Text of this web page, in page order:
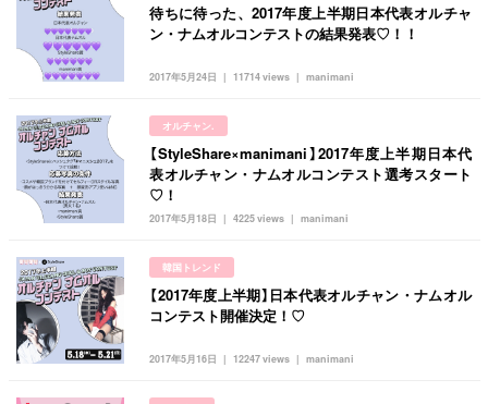
manimani について
カテゴリー一覧
タグ一覧
キュレーター一覧
運営会社
利用規約
韓国 オルチャン
メイク k-pop
kpop トレンド 韓国メイク
オルチャンメイク
2017年5月24日 manimani
11714 views
待ちに待った、2017年度上半期日本代表オルチャ
ン・ナムオルコンテストの結果発表♡！！
オルチャン.
2017年5月18日 manimani
4225 views
【StyleShare×manimani】2017年度上半期日本代
表オルチャン・ナムオルコンテスト選考スタート
♡！
韓国トレンド
2017年5月16日 manimani
12247 views
【2017年度上半期】日本代表オルチャン・ナムオル
コンテスト開催決定！♡